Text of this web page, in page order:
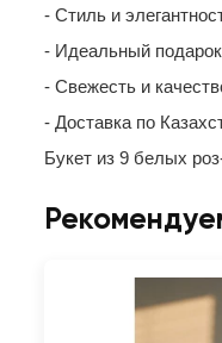
- Стиль и
- Идеальный
- Свежесть и
- Доставка по
Букет из 9 белых